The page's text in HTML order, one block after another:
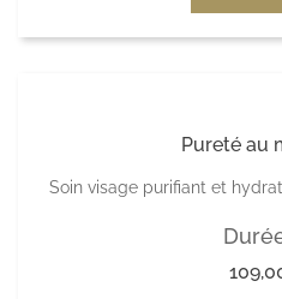
Pureté au
Soin visage purifiant et